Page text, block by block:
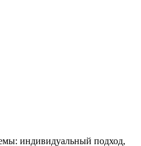
индивидуальный подход,